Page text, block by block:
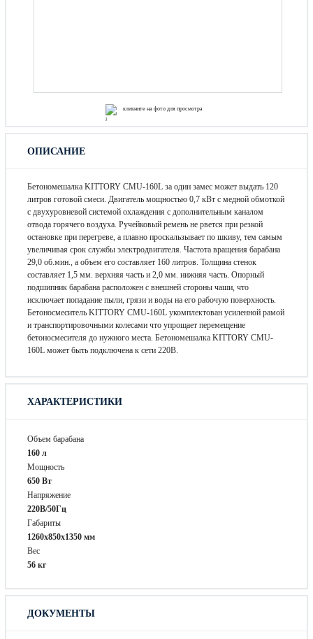
кликните на фото для просмотра
ОПИСАНИЕ
Бетономешалка KITTORY CMU-160L за один замес может выдать 120
литров готовой смеси. Двигатель мощностью 0,7 кВт с медной обмоткой
с двухуровневой системой охлаждения с дополнительным каналом
отвода горячего воздуха. Ручейковый ремень не рвется при резкой
остановке при перегреве, а плавно проскальзывает по шкиву, тем самым
увеличивая срок службы электродвигателя. Частота вращения барабана
29,0 об.мин., а объем его составляет 160 литров. Толщина стенок
составляет 1,5 мм. верхняя часть и 2,0 мм. нижняя часть. Опорный
подшипник барабана расположен с внешней стороны чаши, что
исключает попадание пыли, грязи и воды на его рабочую поверхность.
Бетоносмеситель KITTORY CMU-160L укомплектован усиленной рамой
и транспортировочными колесами что упрощает перемещение
бетоносмесителя до нужного места. Бетономешалка KITTORY CMU-
160L может быть подключена к сети 220В.
ХАРАКТЕРИСТИКИ
Объем барабана
160 л
Мощность
650 Вт
Напряжение
220В/50Гц
Габариты
1260х850х1350 мм
Вес
56 кг
ДОКУМЕНТЫ